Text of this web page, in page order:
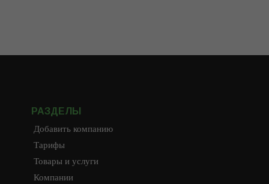
РАЗДЕЛЫ
Добавить компанию
Тарифы
Товары и услуги
Компании